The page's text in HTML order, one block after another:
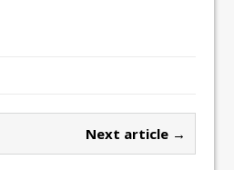
Next article →